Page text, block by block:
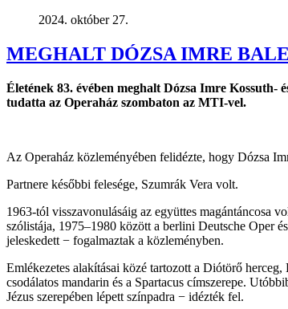
2024. október 27.
MEGHALT DÓZSA IMRE
Életének 83. évében meghalt Dózsa Imre Kossuth-
tudatta az Operaház szombaton az MTI-vel.
Az Operaház közleményében felidézte, hogy Dózsa
Partnere későbbi felesége, Szumrák Vera volt.
1963-tól visszavonulásáig az együttes magántáncosa
szólistája, 1975–1980 között a berlini Deutsche Oper
jeleskedett − fogalmaztak a közleményben.
Emlékezetes alakításai közé tartozott a Diótörő
csodálatos mandarin és a Spartacus címszerepe.
Jézus szerepében lépett színpadra − idézték fel.